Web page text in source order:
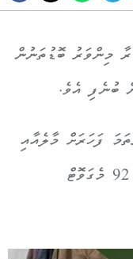
މިންވަރު ބޮޑުތަނުން
ބުނެފި އެވެ.
ފަހަރަށް މާލެއާއި
ހުޅުމާލޭގައި ކަރަންޓު ބޭނުންކުރި މިންވަރު 92 މެގަވޮޓް